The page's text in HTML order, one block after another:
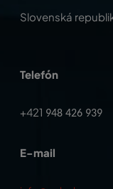
Slovenská
Telefón
+421 948 426 939
E-mail